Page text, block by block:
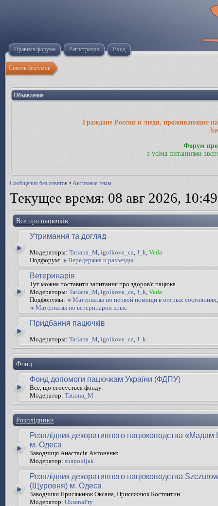
Правила форума Регистрация Вход
Список форумов
Объявление
Граждане России и люди, проживающие на
Форум
з усіма питаннями
Сообщения без ответов • Активные темы
Текущее время: 08 авг 2026, 10:49
Все про пацючків
Утримання та догляд
Модераторы: Tatiana_M, igolkova_ca, J_k, Veda
Подфорум:
Передержка и разъезды
Ветеринарія
Тут можна поставити запитання про здоров'я пацюка.
Модераторы: Tatiana_M, igolkova_ca, J_k, Veda
Подфорумы:
Материалы по первой помощи в острых состояниях,
Материалы по ветеринарии крыс
Придбання пацючків
Модераторы: Tatiana_M, igolkova_ca, J_k
Фонд
Фонд допомоги пацючкам України (ФДПУ)
Все, що стосується фонду.
Модератор: Tatiana_M
Розплідники
Розплідник декоративного пацюководства
м. Одеса
Заводчиця Анастасія Антоненко
Модератор: shapokljak
Розплідник декоративного пацюководства
(Щуровня) м. Одеса
Заводчики Присяжнюк Оксана, Присяжнюк Костянтин
Модератор: OksanaPry